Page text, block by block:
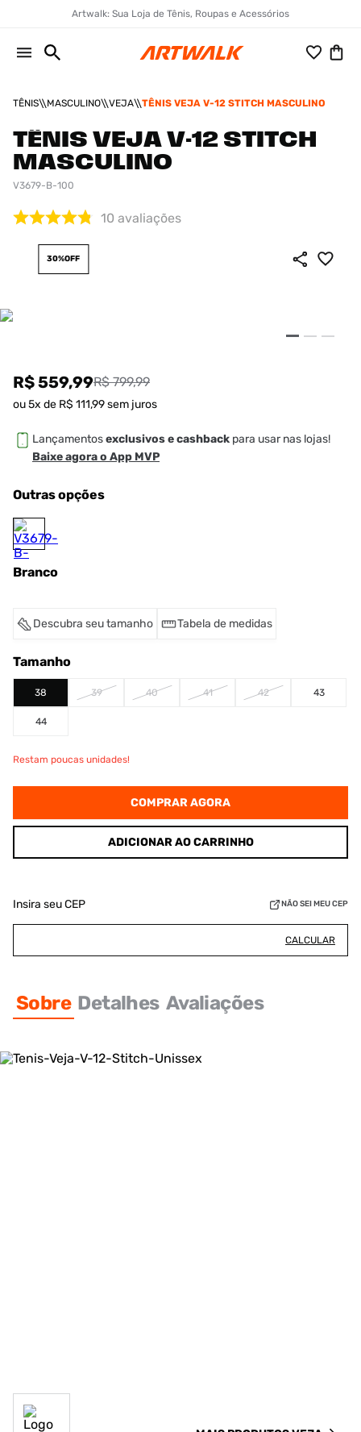
Artwalk: Sua Loja de Tênis, Roupas e Acessórios
TÊNIS MASCULINO VEJA TÊNIS VEJA V-12 STITCH MASCULINO
TÊNIS VEJA V-12 STITCH
MASCULINO
V3679-B-100
10 avaliações
30%OFF
R$ 559,99R$ 799,99
ou5x de R$ 111,99sem juros
Lançamentosexclusivos e cashback para usar nas lojas!
Baixe agora o App MVP
Outras opções
Branco
Descubra seu tamanho Tabela de medidas
Tamanho
38 39 40 41 42 43
44
Restam poucas unidades!
COMPRAR AGORA
ADICIONAR AO CARRINHO
Insira seu CEP NÃO SEI MEU CEP
CALCULAR
Sobre Detalhes Avaliações